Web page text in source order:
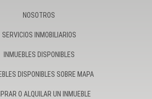
NOSOTROS
SERVICIOS INMOBILIARIOS
INMUEBLES DISPONIBLES
DISPONIBLES SOBRE MAPA
O ALQUILAR UN INMUEBLE